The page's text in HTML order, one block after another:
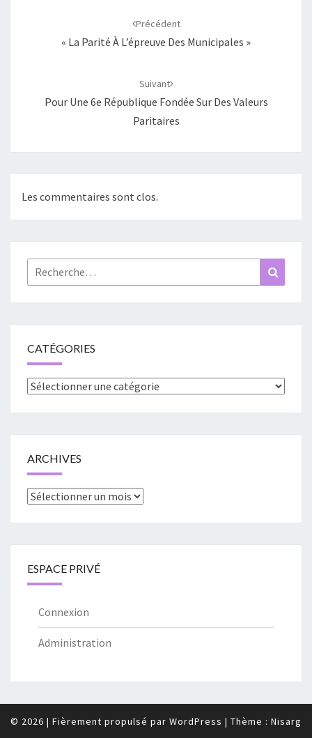
Précédent
« La Parité À L’épreuve Des Municipales »
Suivant
Pour Une 6e République Fondée Sur Des Valeurs
Paritaires
Les commentaires sont clos.
Rechercher :
CATÉGORIES
Catégories
ARCHIVES
Archives
ESPACE PRIVÉ
Connexion
Administration
© 2026 | Fièrement propulsé par WordPress | Thème : Nisarg